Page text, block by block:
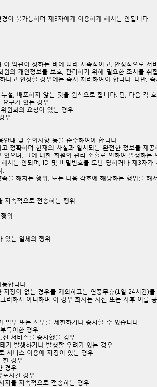
이 불가능하며 제3자에게 이용하게 해서는 안됩니다.
약관이 정하는 바에 따라 지속적이고, 안정적으로 서
의 개인정보를 보호, 관리하기 위해 필요한 조치를 취
다고 인정할 경우에는 즉시 처리하여야 합니다. 다만,
설, 배포하지 않는 것을 원칙으로 합니다. 단, 다음 각
구가 있는 경우
원회의 요청이 있는 경우
우
내 및 주의사항 등을 준수하여야 합니다.
정확하며 현재의 사실과 일치되는 완전한 정보를 제공
으며, 그에 대한 회원의 관리 소홀로 인하여 발생하는
서는 안되며, ID 및 비밀번호를 도난 당하거나 제3자
.
을 해치는 행위, 또는 다음 각호에 해당하는 행위를 해
속적으로 전송하는 행위
위
있는 일체의 행위
합니다.
장이 없는 경우를 제외하고는 연중무휴(1일 24시간)
러하지 아니하며 이 경우 회사는 사전 또는 사후 이를
부 또는 전부를 제한하거나 중지할 수 있습니다.
득이한 경우
서비스를 중지했을 경우
발생하거나 발생할 우려가 있는 경우
서비스 이용에 지장이 있는 경우
한 경우
경우
시킨 경우
를 지속적으로 전송하는 경우